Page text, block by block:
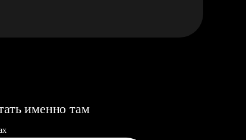
именно там